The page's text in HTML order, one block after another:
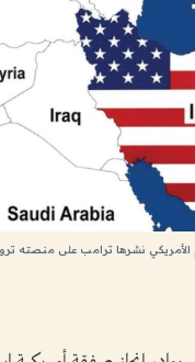
الأمريكي نشرها ترامب على منصته